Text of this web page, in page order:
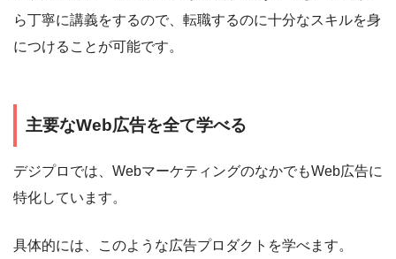
ら丁寧に講義をするので、転職するのに十分なスキルを身
につけることが可能です。
主要なWeb広告を全て学べる
デジプロでは、WebマーケティングのなかでもWeb広告に
特化しています。
具体的には、このような広告プロダクトを学べます。